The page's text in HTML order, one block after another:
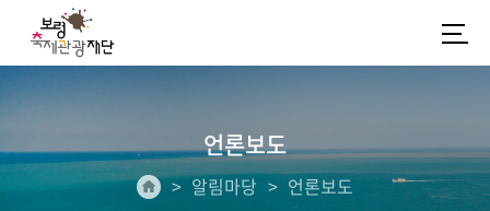
언론보도
알림마당 언론보도